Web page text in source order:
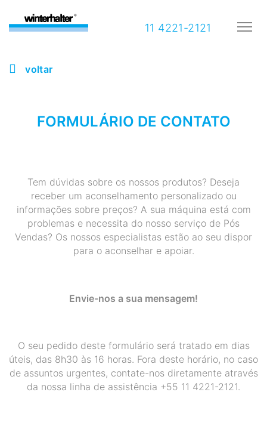
11 4221-2121
voltar
FORMULÁRIO DE CONTATO
Tem dúvidas sobre os nossos produtos? Deseja
receber um aconselhamento personalizado ou
informações sobre preços? A sua máquina está com
problemas e necessita do nosso serviço de Pós
Vendas? Os nossos especialistas estão ao seu dispor
para o aconselhar e apoiar.
Envie-nos a sua mensagem!
O seu pedido deste formulário será tratado em dias
úteis, das 8h30 às 16 horas. Fora deste horário, no caso
de assuntos urgentes, contate-nos diretamente através
da nossa linha de assistência +55 11 4221-2121.